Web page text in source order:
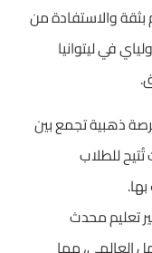
بثقة والاستفادة من
في ليتوانيا
ذهبية تجمع بين
تُتيح للطلاب
تعليم محدث